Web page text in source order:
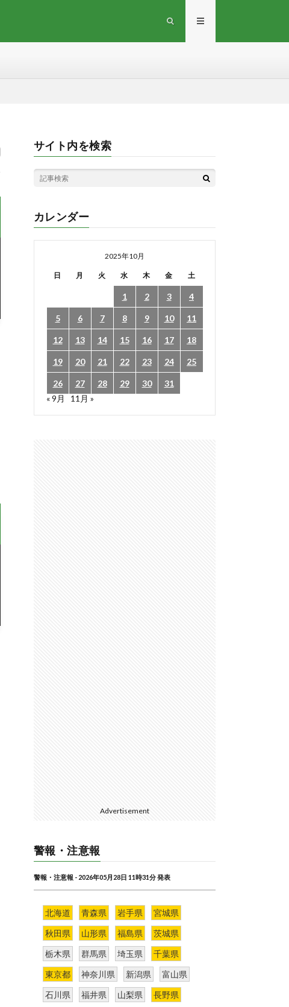
サイト内を検索
カレンダー
2025年10月
日 月 火 水 木 金 土
1 2 3 4
5 6 7 8 9 10 11
12 13 14 15 16 17 18
19 20 21 22 23 24 25
26 27 28 29 30
31
« 9月
11月 »
Advertisement
警報・注意報
警報・注意報 - 2026年05月28日 11時31分 発表
北海道 青森県 岩手県
宮城県
秋田県
山形県 福島県
茨城県
栃木県
群馬県 埼玉県
千葉県
東京都
神奈川県 新潟県
富山県
石川県
福井県 山梨県
長野県